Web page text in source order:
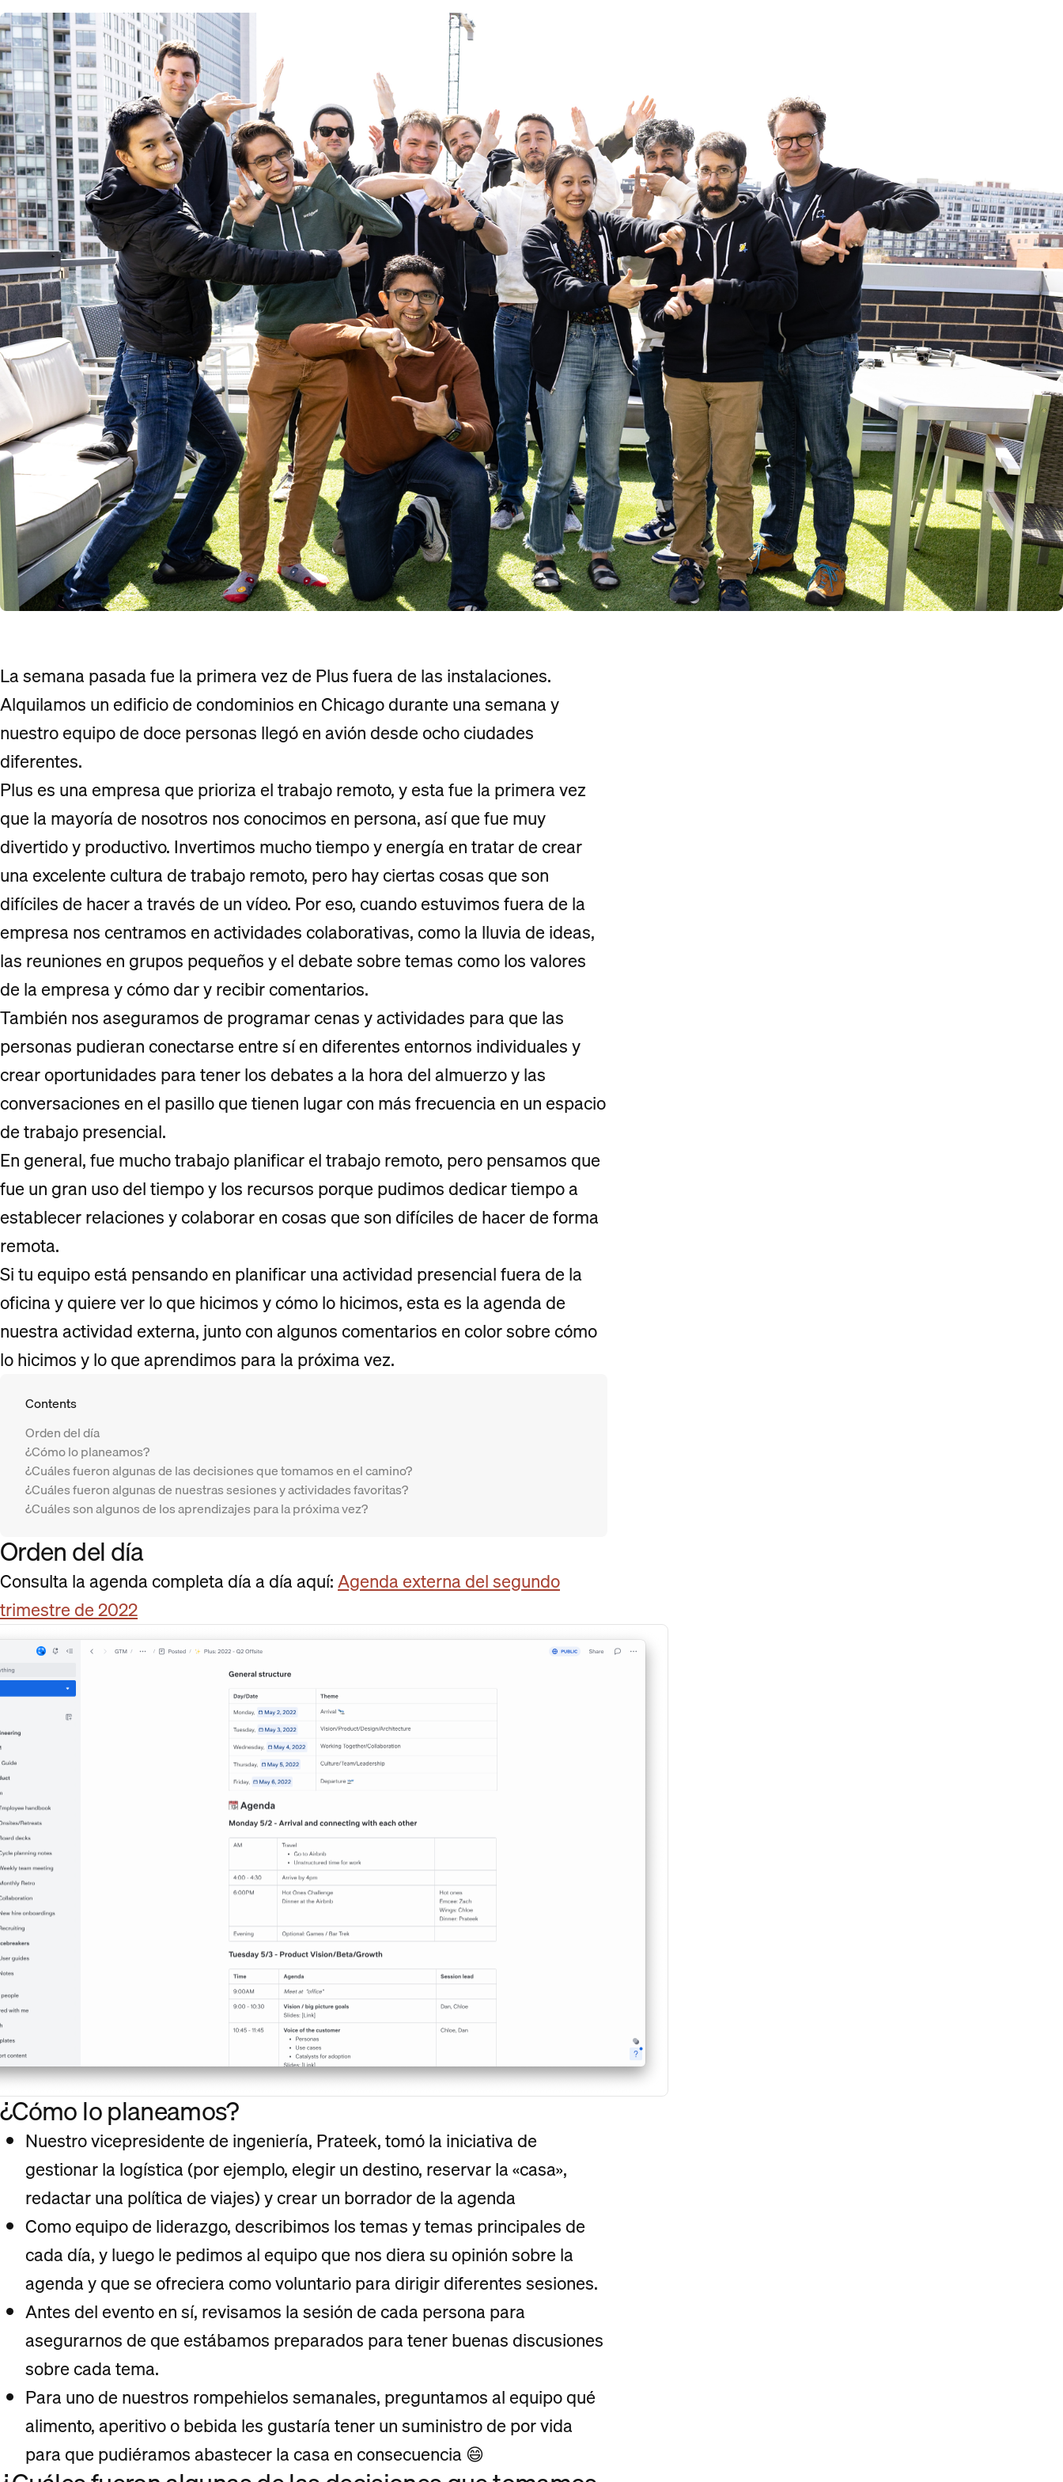
La semana pasada fue la primera vez de Plus fuera de las instalaciones.
Alquilamos un edificio de condominios en Chicago durante una semana y
nuestro equipo de doce personas llegó en avión desde ocho ciudades
diferentes.
Plus es una empresa que prioriza el trabajo remoto, y esta fue la primera vez
que la mayoría de nosotros nos conocimos en persona, así que fue muy
divertido y productivo. Invertimos mucho tiempo y energía en tratar de crear
una excelente cultura de trabajo remoto, pero hay ciertas cosas que son
difíciles de hacer a través de un vídeo. Por eso, cuando estuvimos fuera de la
empresa nos centramos en actividades colaborativas, como la lluvia de ideas,
las reuniones en grupos pequeños y el debate sobre temas como los valores
de la empresa y cómo dar y recibir comentarios.
También nos aseguramos de programar cenas y actividades para que las
personas pudieran conectarse entre sí en diferentes entornos individuales y
crear oportunidades para tener los debates a la hora del almuerzo y las
conversaciones en el pasillo que tienen lugar con más frecuencia en un espacio
de trabajo presencial.
En general, fue mucho trabajo planificar el trabajo remoto, pero pensamos que
fue un gran uso del tiempo y los recursos porque pudimos dedicar tiempo a
establecer relaciones y colaborar en cosas que son difíciles de hacer de forma
remota.
Si tu equipo está pensando en planificar una actividad presencial fuera de la
oficina y quiere ver lo que hicimos y cómo lo hicimos, esta es la agenda de
nuestra actividad externa, junto con algunos comentarios en color sobre cómo
lo hicimos y lo que aprendimos para la próxima vez.
Contents
Orden del día
¿Cómo lo planeamos?
¿Cuáles fueron algunas de las decisiones que tomamos en el camino?
¿Cuáles fueron algunas de nuestras sesiones y actividades favoritas?
¿Cuáles son algunos de los aprendizajes para la próxima vez?
Orden del día
Consulta la agenda completa día a día aquí:Agenda externa del segundo
trimestre de 2022
¿Cómo lo planeamos?
Nuestro vicepresidente de ingeniería, Prateek, tomó la iniciativa de
gestionar la logística (por ejemplo, elegir un destino, reservar la «casa»,
redactar una política de viajes) y crear un borrador de la agenda
Como equipo de liderazgo, describimos los temas y temas principales de
cada día, y luego le pedimos al equipo que nos diera su opinión sobre la
agenda y que se ofreciera como voluntario para dirigir diferentes sesiones.
Antes del evento en sí, revisamos la sesión de cada persona para
asegurarnos de que estábamos preparados para tener buenas discusiones
sobre cada tema.
Para uno de nuestros rompehielos semanales, preguntamos al equipo qué
alimento, aperitivo o bebida les gustaría tener un suministro de por vida
para que pudiéramos abastecer la casa en consecuencia 😄